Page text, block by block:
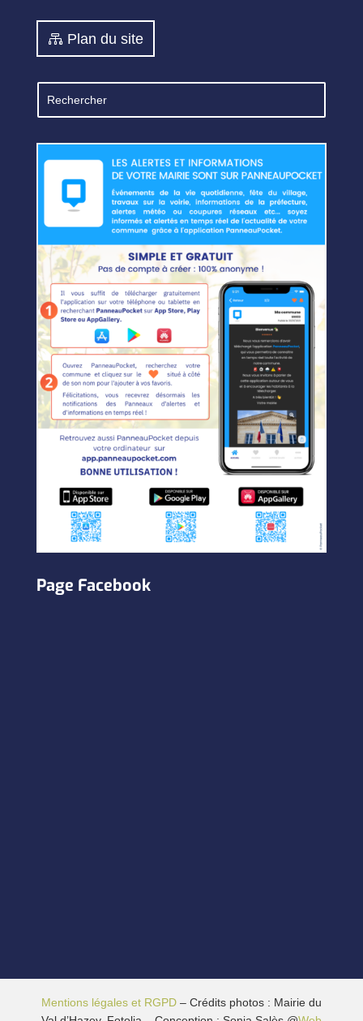
Plan du site
Page Facebook
Mentions légales et RGPD– Crédits photos : Mairie du